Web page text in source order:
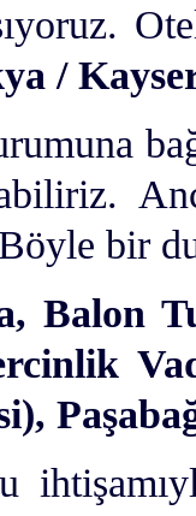
/
Böyle bir
Balon